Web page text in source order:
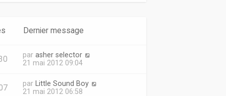
Dernier message
par asher selector
21 mai 2012 09:04
par
Little Sound Boy
21 mai 2012 06:58